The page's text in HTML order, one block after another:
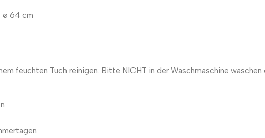
ø 64 cm
feuchten Tuch reinigen. Bitte NICHT in der Waschmaschine